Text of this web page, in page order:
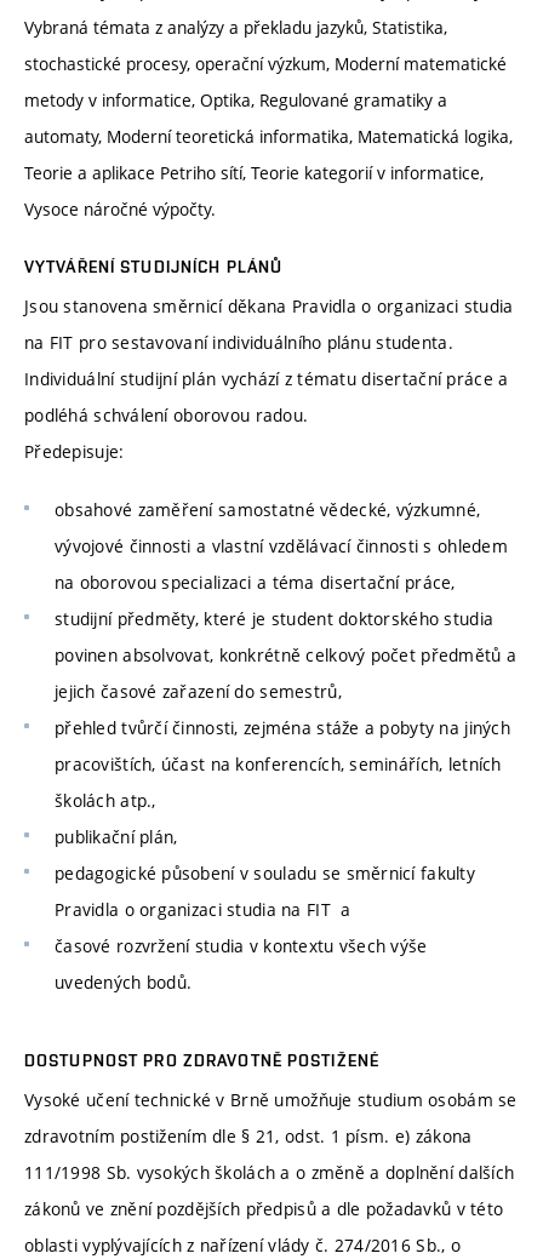
Vybraná témata z analýzy a překladu jazyků, Statistika,
stochastické procesy, operační výzkum, Moderní matematické
metody v informatice, Optika, Regulované gramatiky a
automaty, Moderní teoretická informatika, Matematická logika,
Teorie a aplikace Petriho sítí, Teorie kategorií v informatice,
Vysoce náročné výpočty.
VYTVÁŘENÍ STUDIJNÍCH PLÁNŮ
Jsou stanovena směrnicí děkana Pravidla o organizaci studia
na FIT pro sestavovaní individuálního plánu studenta.
Individuální studijní plán vychází z tématu disertační práce a
podléhá schválení oborovou radou.
Předepisuje:
obsahové zaměření samostatné vědecké, výzkumné,
vývojové činnosti a vlastní vzdělávací činnosti s ohledem
na oborovou specializaci a téma disertační práce,
studijní předměty, které je student doktorského studia
povinen absolvovat, konkrétně celkový počet předmětů a
jejich časové zařazení do semestrů,
přehled tvůrčí činnosti, zejména stáže a pobyty na jiných
pracovištích, účast na konferencích, seminářích, letních
školách atp.,
publikační plán,
pedagogické působení v souladu se směrnicí fakulty
Pravidla o organizaci studia na FIT a
časové rozvržení studia v kontextu všech výše
uvedených bodů.
DOSTUPNOST PRO ZDRAVOTNĚ POSTIŽENÉ
Vysoké učení technické v Brně umožňuje studium osobám se
zdravotním postižením dle § 21, odst. 1 písm. e) zákona
111/1998 Sb. vysokých školách a o změně a doplnění dalších
zákonů ve znění pozdějších předpisů a dle požadavků v této
oblasti vyplývajících z nařízení vlády č. 274/2016 Sb., o